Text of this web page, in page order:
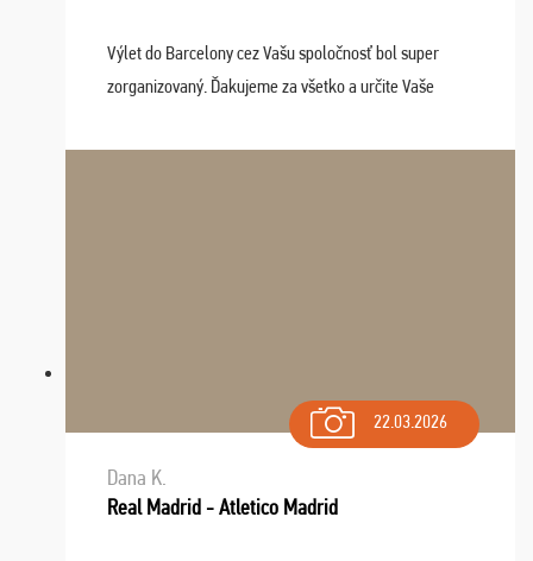
Výlet do Barcelony cez Vašu spoločnosť bol super
zorganizovaný. Ďakujeme za všetko a určite Vaše
22.03.2026
Dana K.
Real Madrid - Atletico Madrid